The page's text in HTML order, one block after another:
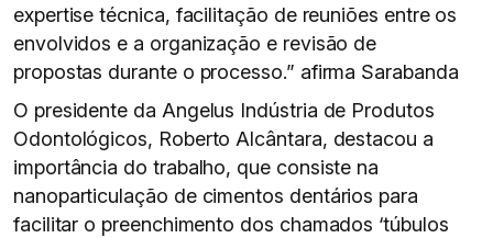
expertise técnica, facilitação de reuniões entre os
envolvidos e a organização e revisão de
propostas durante o processo.” afirma Sarabanda
O presidente da Angelus Indústria de Produtos
Odontológicos, Roberto Alcântara, destacou a
importância do trabalho, que consiste na
nanoparticulação de cimentos dentários para
facilitar o preenchimento dos chamados ‘túbulos